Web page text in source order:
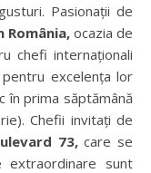
Pasionații de
România,ocazia de
chefi internaționali
excelența lor
în prima săptămână
Chefii invitați de
73,care se
extraordinare sunt